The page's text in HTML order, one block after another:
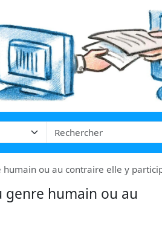
ou au contraire elle y
genre humain ou au